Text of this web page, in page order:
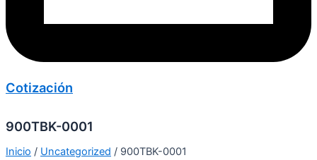
Cotización
900TBK-0001
Inicio / Uncategorized / 900TBK-0001